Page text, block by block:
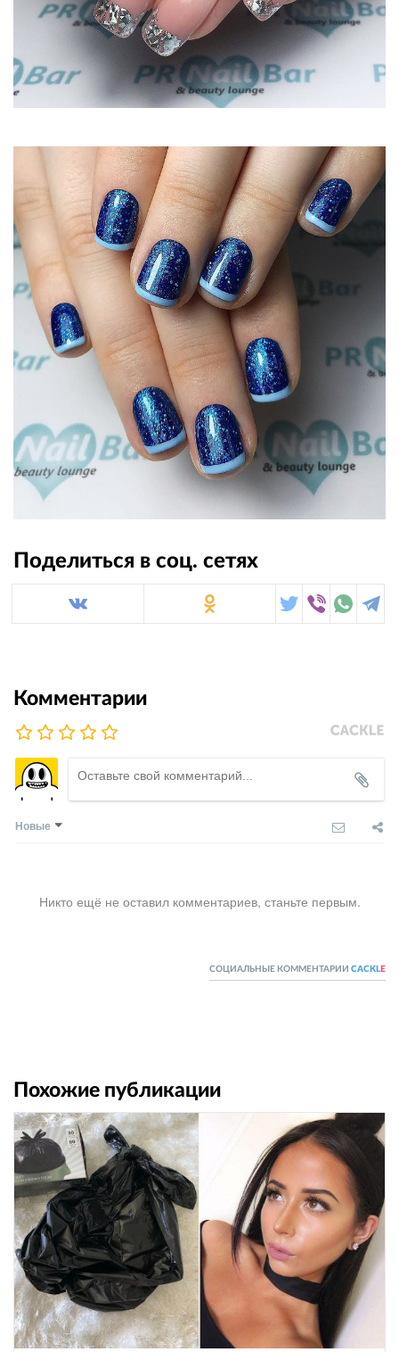
Поделиться в соц. сетях
Комментарии
Новые
Никто ещё не оставил комментариев, станьте первым.
СОЦИАЛЬНЫЕ КОММЕНТАРИИ CACKL E
Похожие публикации